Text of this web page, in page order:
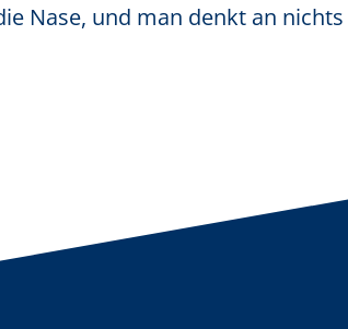
Nase, und man denkt an